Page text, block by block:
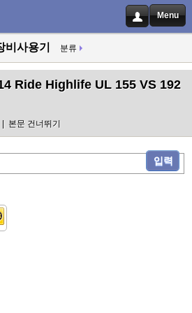
Menu
비사용기 분류
Ride Highlife UL 155 VS 192
| 본문 건너뛰기